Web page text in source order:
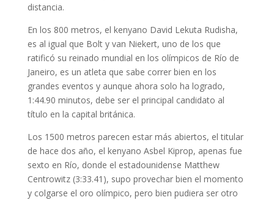
distancia.
En los 800 metros, el kenyano David Lekuta Rudisha,
es al igual que Bolt y van Niekert, uno de los que
ratificó su reinado mundial en los olímpicos de Río de
Janeiro, es un atleta que sabe correr bien en los
grandes eventos y aunque ahora solo ha logrado,
1:44.90 minutos, debe ser el principal candidato al
título en la capital británica.
Los 1500 metros parecen estar más abiertos, el titular
de hace dos año, el kenyano Asbel Kiprop, apenas fue
sexto en Río, donde el estadounidense Matthew
Centrowitz (3:33.41), supo provechar bien el momento
y colgarse el oro olímpico, pero bien pudiera ser otro